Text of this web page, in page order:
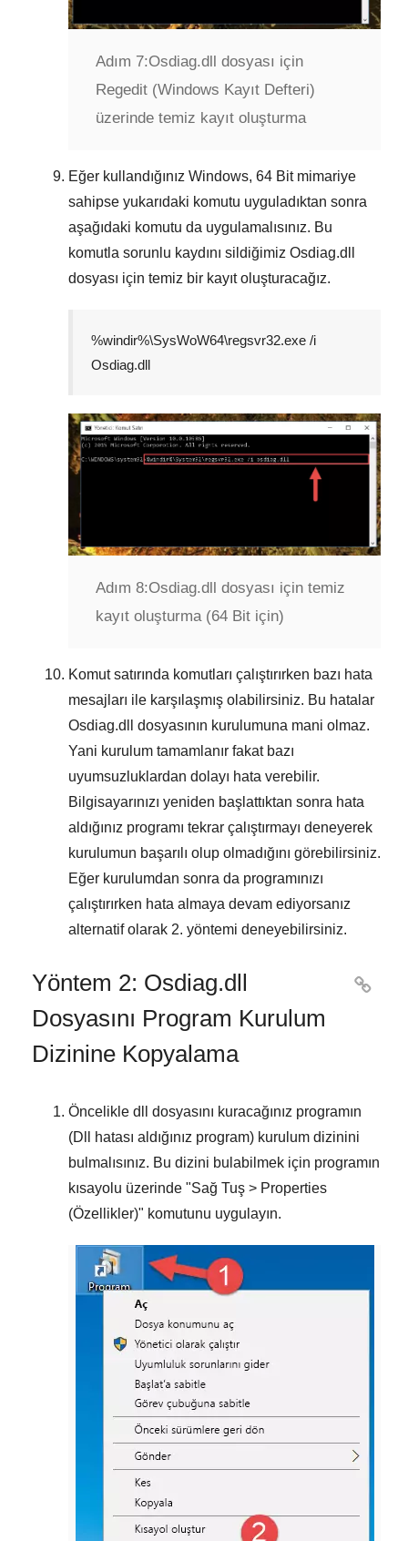
Adım 7:Osdiag.dll dosyası için
Regedit (Windows Kayıt Defteri)
üzerinde temiz kayıt oluşturma
Eğer kullandığınız Windows, 64 Bitmimariye
sahipse yukarıdaki komutu uyguladıktan sonra
aşağıdaki komutu da uygulamalısınız. Bu
komutla sorunlu kaydını sildiğimiz Osdiag.dll
dosyası için temiz bir kayıt oluşturacağız.
%windir%\SysWoW64\regsvr32.exe /i
Osdiag.dll
Adım 8:Osdiag.dll dosyası için temiz
kayıt oluşturma (64 Bit için)
Komut satırında komutları çalıştırırken bazı hata
mesajları ile karşılaşmış olabilirsiniz. Bu hatalar
Osdiag.dll
dosyasının kurulumuna mani olmaz.
Yani kurulum tamamlanır fakat bazı
uyumsuzluklardan dolayı hata verebilir.
Bilgisayarınızı yeniden başlattıktan sonra hata
aldığınız programı tekrar çalıştırmayı deneyerek
kurulumun başarılı olup olmadığını görebilirsiniz.
Eğer kurulumdan sonra da programınızı
çalıştırırken hata almaya devam ediyorsanız
alternatif olarak 2. yöntemi deneyebilirsiniz.
Yöntem 2: Osdiag.dll
Dosyasını Program Kurulum
Dizinine Kopyalama

Öncelikle dll dosyasını kuracağınız programın
(Dll hatası aldığınız program) kurulum dizinini
bulmalısınız. Bu dizini bulabilmek için programın
kısayolu üzerinde "Sağ Tuş > Properties
(Özellikler)" komutunu uygulayın.